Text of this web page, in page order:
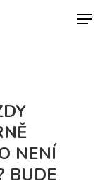
NENÍ
BUDE